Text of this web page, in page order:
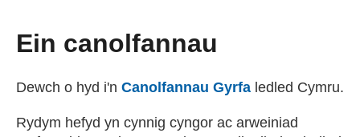
Ein canolfannau
Dewch o hyd i'n Canolfannau Gyrfa ledled Cymru.
Rydym hefyd yn cynnig cyngor ac arweiniad